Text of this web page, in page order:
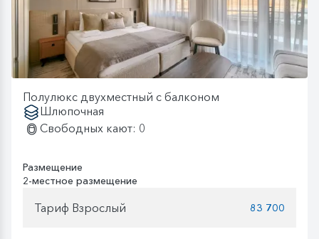
Полулюкс двухместный с балконом
Шлюпочная
Свободных кают: 0
Размещение
2-местное размещение
Тариф Взрослый 83 700